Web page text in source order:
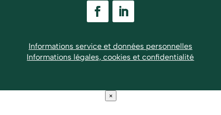
Informations service et données personnelles
Informations légales, cookies et confidentialité
×